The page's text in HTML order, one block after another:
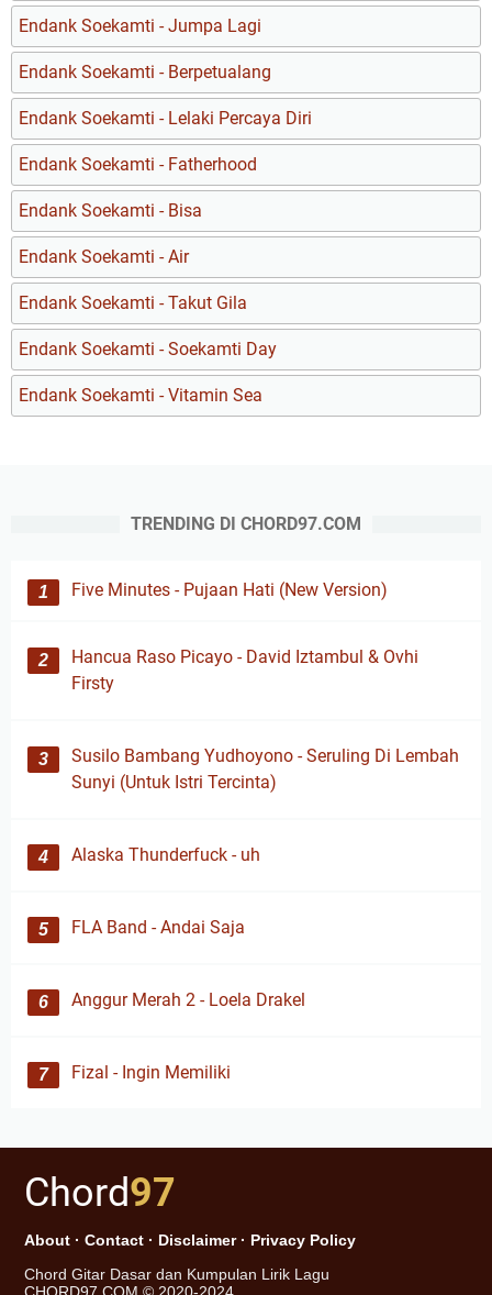
Endank Soekamti - Jumpa Lagi
Endank Soekamti - Berpetualang
Endank Soekamti - Lelaki Percaya Diri
Endank Soekamti - Fatherhood
Endank Soekamti - Bisa
Endank Soekamti - Air
Endank Soekamti - Takut Gila
Endank Soekamti - Soekamti Day
Endank Soekamti - Vitamin Sea
TRENDING DI CHORD97.COM
Five Minutes - Pujaan Hati (New Version)
Hancua Raso Picayo - David Iztambul & Ovhi
Firsty
Susilo Bambang Yudhoyono - Seruling Di Lembah
Sunyi (Untuk Istri Tercinta)
Alaska Thunderfuck - uh
FLA Band - Andai Saja
Anggur Merah 2 - Loela Drakel
Fizal - Ingin Memiliki
Chord97
About · Contact · Disclaimer· Privacy Policy
Chord Gitar Dasar dan Kumpulan Lirik Lagu